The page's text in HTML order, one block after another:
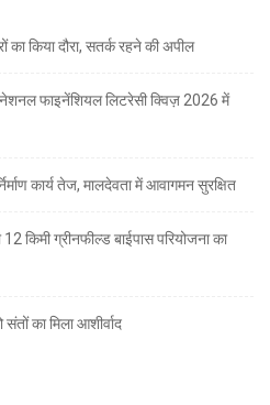
का किया दौरा, सतर्क रहने की अपील
नेशनल फाइनेंशियल लिटरेसी क्विज़ 2026 में
कार्य तेज, मालदेवता में आवागमन सुरक्षित
किमी ग्रीनफील्ड बाईपास परियोजना का
का मिला आशीर्वाद